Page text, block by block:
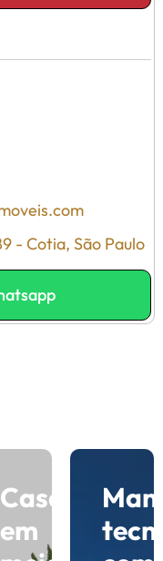
- Cotia, São Paulo
Casas
em